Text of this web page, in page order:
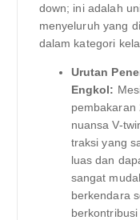
down; ini adalah
menyeluruh yang
dalam kategori
Urutan
Engkol:
nuansa V-
traksi yang
luas dan
sangat
berkendara